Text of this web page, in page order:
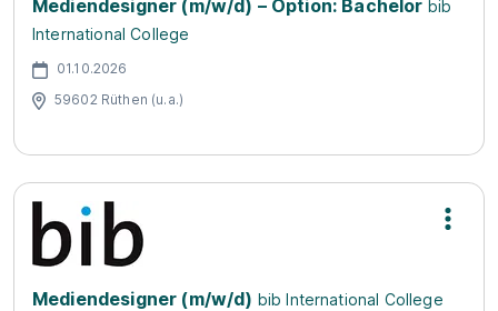
Mediendesigner (m/w/d) – Option: Bachelor bib
International College
01.10.2026
59602 Rüthen (u.a.)
Mediendesigner (m/w/d) bib International College